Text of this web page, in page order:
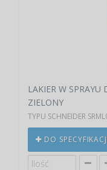
LAKIER W
ZIELONY
TYPU SCHNEIDER
DO